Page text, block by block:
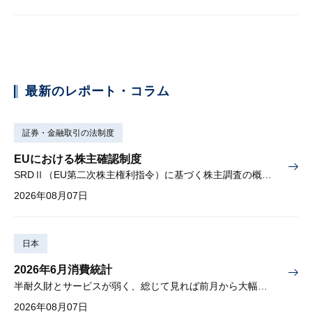
最新のレポート・コラム
証券・金融取引の法制度
EUにおける株主確認制度
SRDⅡ（EU第二次株主権利指令）に基づく株主調査の概要と課題
2026年08月07日
日本
2026年6月消費統計
2026年08月07日